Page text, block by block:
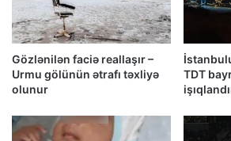
Gözlənilən faciə reallaşır –
Urmu gölünün ətrafı təxliyə
olunur
TDT